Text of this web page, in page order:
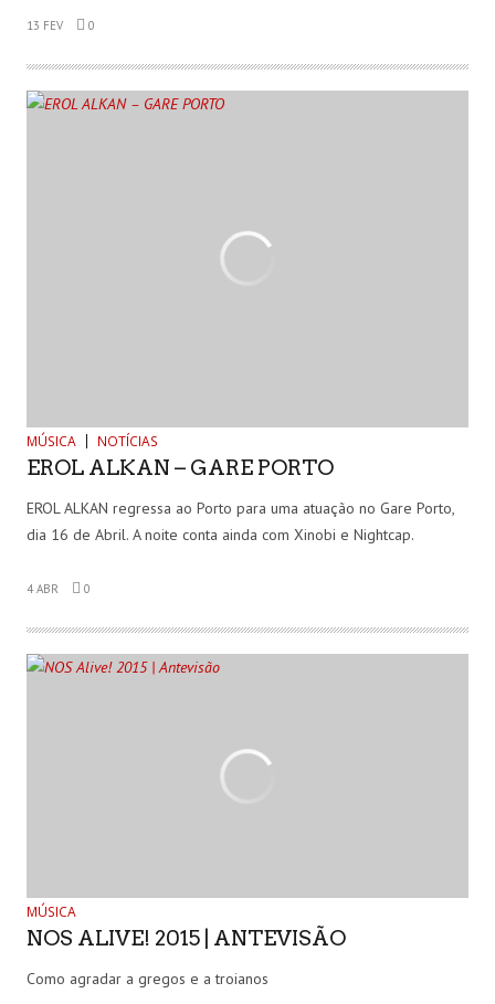
13 FEV 0
MÚSICA NOTÍCIAS
EROL ALKAN – GARE PORTO
EROL ALKAN regressa ao Porto para uma atuação no Gare Porto,
dia 16 de Abril. A noite conta ainda com Xinobi e Nightcap.
4 ABR 0
MÚSICA
NOS ALIVE! 2015 | ANTEVISÃO
Como agradar a gregos e a troianos